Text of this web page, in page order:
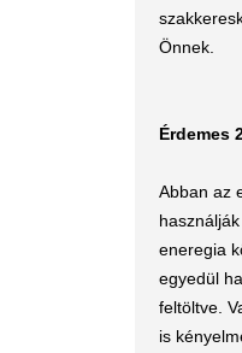
Önnek.
Érdemes
Abban az
eneregia
egyedül
feltöltve.
is